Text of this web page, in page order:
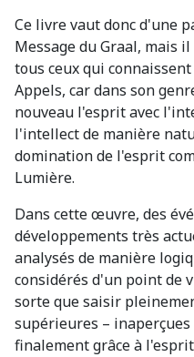
Ce livre vaut donc d'une
Message du Graal, mais
tous ceux qui
Appels, car dans son
nouveau l'esprit avec
l'intellect de manière
domination de l'esprit
Lumière.
Dans cette œuvre, des
développements très
analysés de manière
considérés d'un point de
sorte que saisir
supérieures –
finalement grâce à